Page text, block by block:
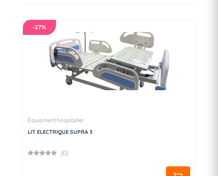
-27%
Équipment hospitalier
LIT ELECTRIQUE SUPRA 3
(0)